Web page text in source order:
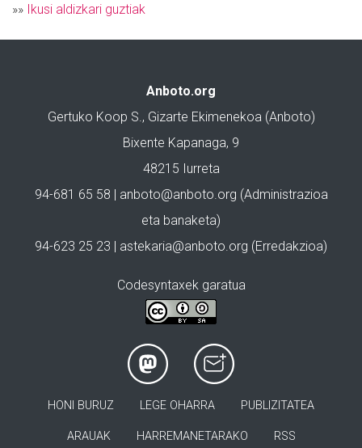
»» Ikusi aldizkari guztiak
Anboto.org
Gertuko Koop S., Gizarte Ekimenekoa (Anboto)
Bixente Kapanaga, 9
48215 Iurreta
94-681 65 58 | anboto@anboto.org (Administrazioa
eta banaketa)
94-623 25 23 | astekaria@anboto.org (Erredakzioa)
Codesyntaxek garatua
HONI BURUZ LEGE OHARRA PUBLIZITATEA
ARAUAK HARREMANETARAKO RSS